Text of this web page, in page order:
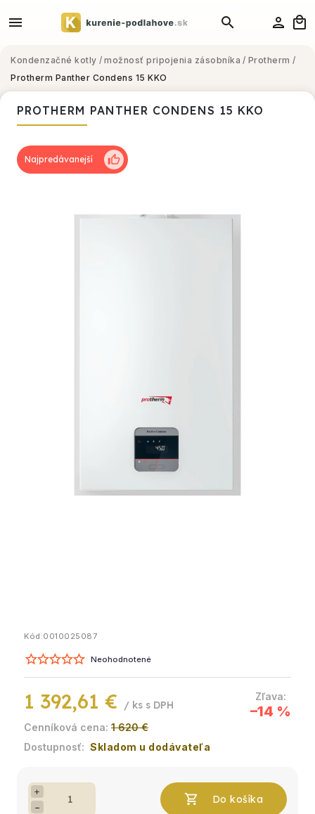
Kondenzačné kotly / možnosť pripojenia zásobníka / Protherm /
Protherm Panther Condens 15 KKO
PROTHERM PANTHER CONDENS 15 KKO
Kód:0010025087
Neohodnotené
1 620 €
–14 %
1 392,61 € / ks
Skladom u dodávateľa
+
−